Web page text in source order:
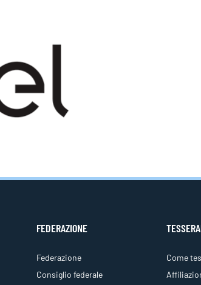
FEDERAZIONE
Federazione
Consiglio federale
Come